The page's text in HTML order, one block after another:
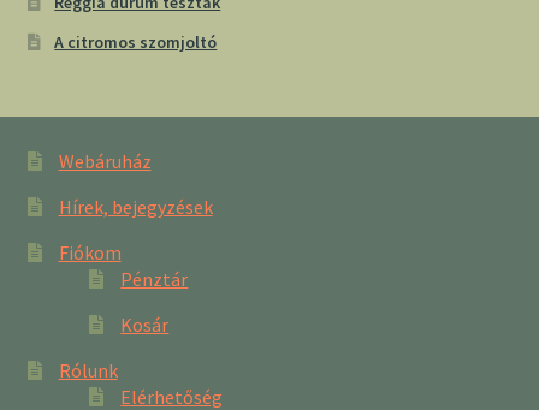
A citromos szomjoltó
Webáruház
Hírek, bejegyzések
Fiókom
Pénztár
Kosár
Rólunk
Elérhetőség